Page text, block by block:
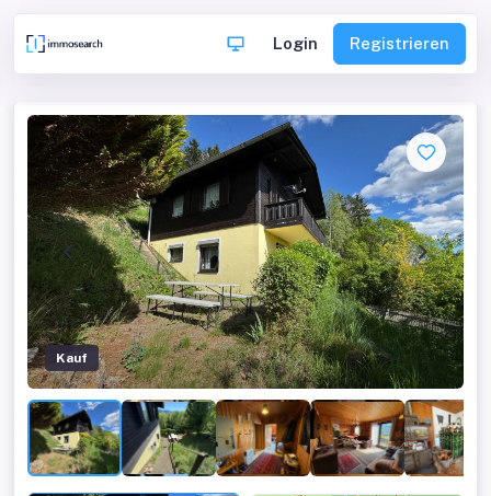
Login Registrieren
Kauf